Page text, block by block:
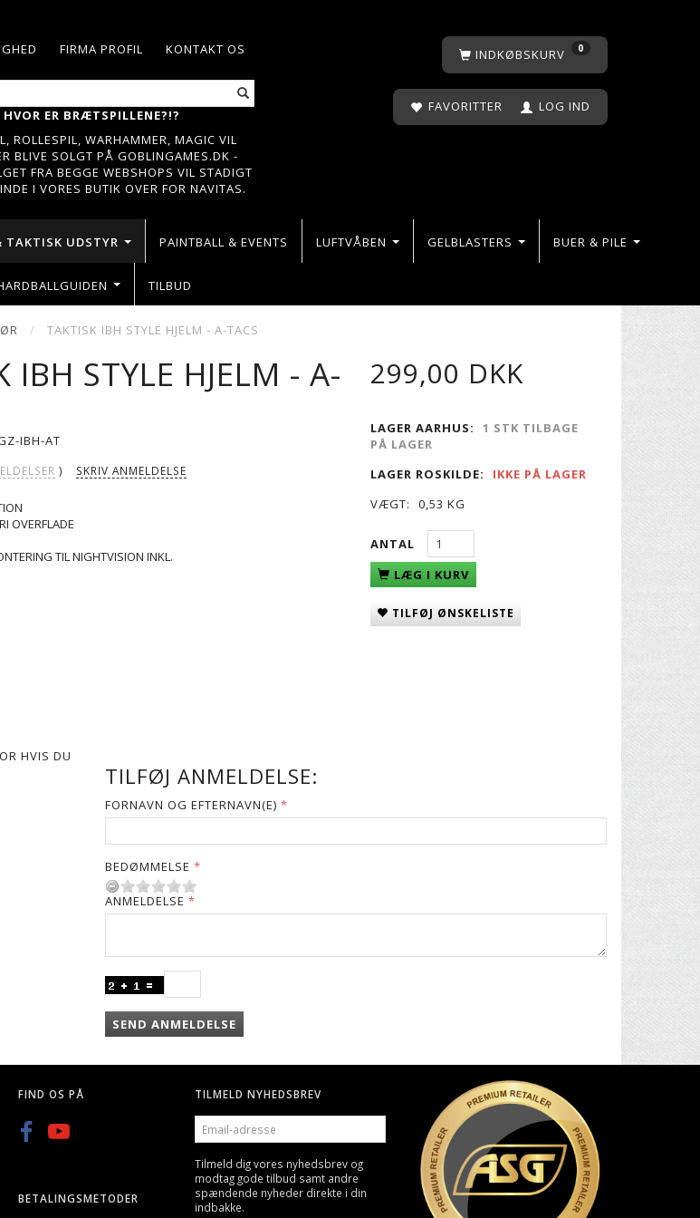
KONTAKT OS
FIRMA PROFIL
HVOR ER BRÆTSPILLENE?!?
ROLLESPIL, WARHAMMER, MAGIC VIL
BLIVE SOLGT PÅ GOBLINGAMES.DK -
FRA BEGGE WEBSHOPS VIL STADIGT
I VORES BUTIK OVER FOR NAVITAS.
INDKØBSKURV 0
FAVORITTER LOG IND
UDSTYR PAINTBALL & EVENTS LUFTVÅBEN GELBLASTERS BUER & PILE
TILBUD
TAKTISK IBH STYLE HJELM - A-TACS
IBH STYLE HJELM - A-
IBH-AT
SKRIV ANMELDELSE
OVERFLADE
TIL NIGHTVISION INKL.
299,00 DKK
LAGER AARHUS:
1 STK TILBAGE
PÅ LAGER
LAGER ROSKILDE:
IKKE PÅ LAGER
VÆGT:
0,53 KG
ANTAL
LÆG I KURV
TILFØJ ØNSKELISTE
HVIS DU
TILFØJ ANMELDELSE:
FORNAVN OG EFTERNAVN(E)
BEDØMMELSE
ANMELDELSE
SEND ANMELDELSE
FIND OS PÅ
BETALINGSMETODER
TILMELD NYHEDSBREV
EMAIL-
ADRESSE
Tilmeld dig vores nyhedsbrev og
modtag gode tilbud samt andre
spændende nyheder direkte i din
indbakke.